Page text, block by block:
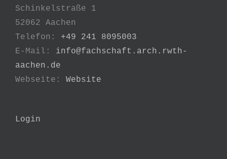
Schinkelstraße 1
52062 Aachen
Telefon: +49 241 8095003
E-Mail: info@fachschaft.arch.rwth-
aachen.de
Webseite: Website
Login